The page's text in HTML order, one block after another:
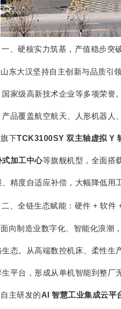
一、硬核实力筑基，产值稳步突
山东大汉坚持自主创新与品质引
国家级高新技术企业等多项荣誉
产品覆盖航空航天、人形机器人
旗下TCK3100SY 双主轴虚拟 Y
式加工中心等旗舰机型，全面搭
、精度自适应补偿，大幅降低用
二、全链生态赋能：硬件 + 软件
面向制造业数字化、智能化浪潮
生态。从高端数控机床、柔性生
生平台，形成从单机智能到整厂
自主研发的AI 智慧工业集成云平